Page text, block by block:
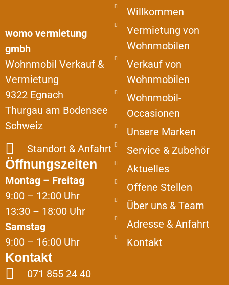
womo vermietung
gmbh
Wohnmobil Verkauf &
Vermietung
9322 Egnach
Thurgau am Bodensee
Schweiz
Standort & Anfahrt
Öffnungszeiten
Montag – Freitag
9:00 – 12:00 Uhr
13:30 – 18:00 Uhr
Samstag
9:00 – 16:00 Uhr
Kontakt
071 855 24 40
Willkommen
Vermietung von
Wohnmobilen
Verkauf von
Wohnmobilen
Wohnmobil-
Occasionen
Unsere Marken
Service & Zubehör
Aktuelles
Offene Stellen
Über uns & Team
Adresse & Anfahrt
Kontakt